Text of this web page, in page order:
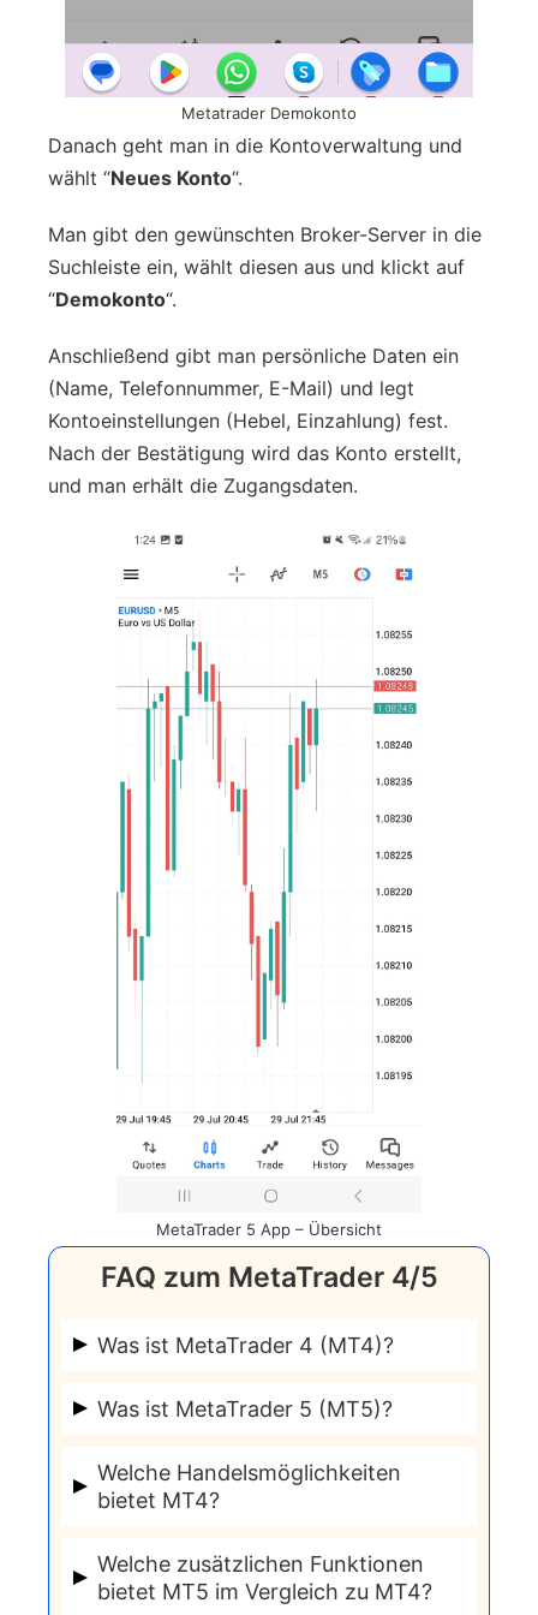
Metatrader Demokonto
Danach geht man in die Kontoverwaltung und
wählt “Neues Konto“.
Man gibt den gewünschten Broker-Server in die
Suchleiste ein, wählt diesen aus und klickt auf
“Demokonto“.
Anschließend gibt man persönliche Daten ein
(Name, Telefonnummer, E-Mail) und legt
Kontoeinstellungen (Hebel, Einzahlung) fest.
Nach der Bestätigung wird das Konto erstellt,
und man erhält die Zugangsdaten.
MetaTrader 5 App – Übersicht
FAQ zum MetaTrader 4/5
Was ist MetaTrader 4 (MT4)?
MT4 ist eine elektronische
von privaten Tradern für den
spekulativen Devisenhandel verwendet
Was ist MetaTrader 5 (MT5)?
MT5 ist eine erweiterte und
leistungsstärkere Handelsplattform für
zu MT4.
Welche Handelsmöglichkeiten
bietet MT4?
MT4 bietet fortgeschrittene technische
Analyse, ein flexibles Handelssystem,
Welche zusätzlichen Funktionen
bietet MT5 im Vergleich zu MT4?